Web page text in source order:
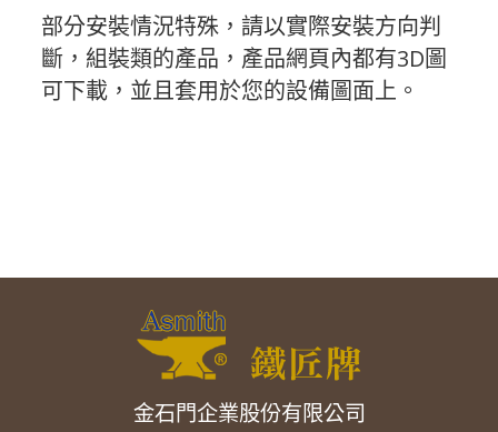
部分安裝情況特殊，請以實際安裝方向判
斷，組裝類的產品，產品網頁內都有3D圖
可下載，並且套用於您的設備圖面上。
金石門企業股份有限公司